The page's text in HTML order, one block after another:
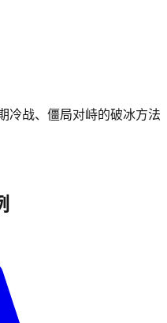
冷战、僵局对峙的破冰方法